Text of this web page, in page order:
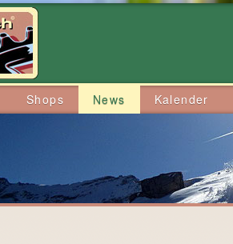
Shops News Kalender